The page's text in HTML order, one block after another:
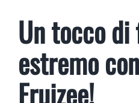
Un tocco di
estremo
Fruizee!